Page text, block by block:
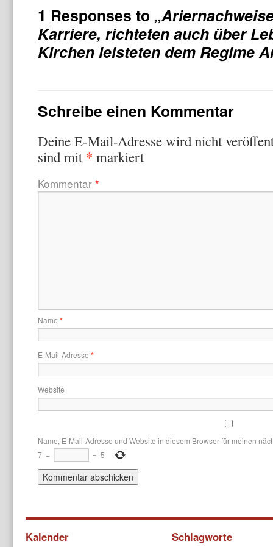
1 Responses to
Karriere, richteten auch über
Kirchen leisteten dem Regime
Schreibe einen Kommentar
Deine E-Mail-Adresse wird nicht
sind mit * markiert
Kommentar *
Name *
E-Mail-Adresse *
Website
Name, E-Mail-Adresse und Website in diesem Browser für meinen
7 − = 5
Kalender
Schlagworte